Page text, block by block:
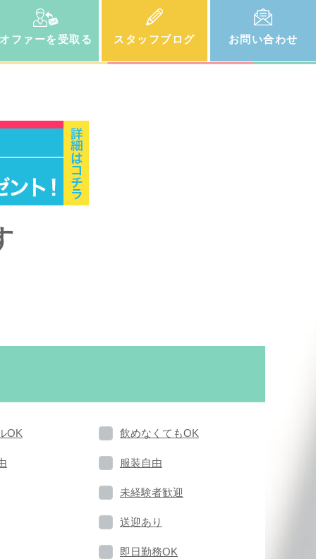
オファーを受取る スタッフブログ お問い合わせ
OK 飲めなくてもOK
服装自由
未経験者歓迎
送迎あり
即日勤務OK